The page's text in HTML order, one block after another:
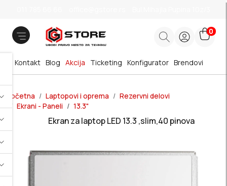
0
Brendovi
Blog Akcija
Kontakt Ticketing Konfigurator
Početna Laptopovi i oprema
Rezervni delovi
Ekrani - Paneli
13.3"
Ekran za laptop LED 13.3 ,slim,40 pinova